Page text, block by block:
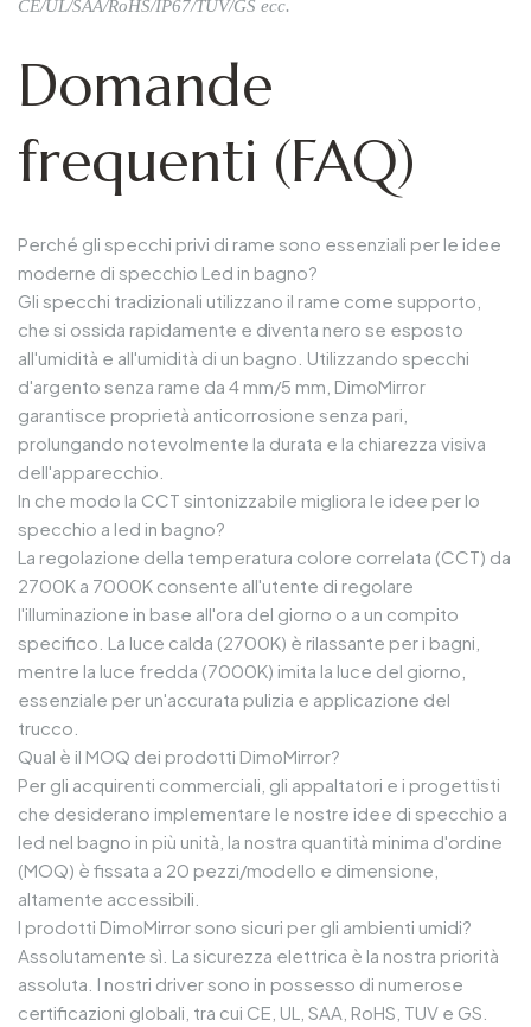
CE/UL/SAA/RoHS/IP67/TUV/GS ecc.
Domande
frequenti (FAQ)
Perché gli specchi privi di rame sono essenziali per le idee
moderne di specchio Led in bagno?
Gli specchi tradizionali utilizzano il rame come supporto,
che si ossida rapidamente e diventa nero se esposto
all'umidità e all'umidità di un bagno. Utilizzando specchi
d'argento senza rame da 4 mm/5 mm, DimoMirror
garantisce proprietà anticorrosione senza pari,
prolungando notevolmente la durata e la chiarezza visiva
dell'apparecchio.
In che modo la CCT sintonizzabile migliora le idee per lo
specchio a led in bagno?
La regolazione della temperatura colore correlata (CCT) da
2700K a 7000K consente all'utente di regolare
l'illuminazione in base all'ora del giorno o a un compito
specifico. La luce calda (2700K) è rilassante per i bagni,
mentre la luce fredda (7000K) imita la luce del giorno,
essenziale per un'accurata pulizia e applicazione del
trucco.
Qual è il MOQ dei prodotti DimoMirror?
Per gli acquirenti commerciali, gli appaltatori e i progettisti
che desiderano implementare le nostre idee di specchio a
led nel bagno in più unità, la nostra quantità minima d'ordine
(MOQ) è fissata a 20 pezzi/modello e dimensione,
altamente accessibili.
I prodotti DimoMirror sono sicuri per gli ambienti umidi?
Assolutamente sì. La sicurezza elettrica è la nostra priorità
assoluta. I nostri driver sono in possesso di numerose
certificazioni globali, tra cui CE, UL, SAA, RoHS, TUV e GS.